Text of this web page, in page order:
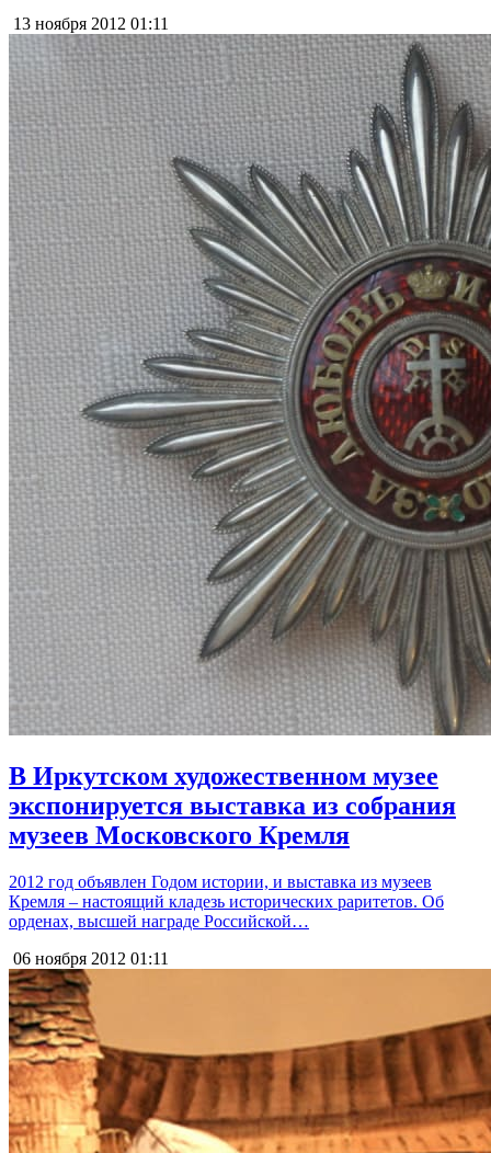
13 ноября 2012 01:11
В Иркутском художественном музее
экспонируется выставка из собрания
музеев Московского Кремля
2012 год объявлен Годом истории, и выставка из музеев
Кремля – настоящий кладезь исторических раритетов. Об
орденах, высшей награде Российской…
06 ноября 2012 01:11